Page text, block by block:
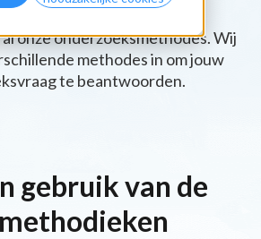
onze onderzoeksmethodes. Wij
methodes in om jouw
te beantwoorden.
gebruik van de